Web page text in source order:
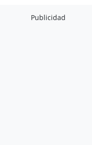
Publicidad